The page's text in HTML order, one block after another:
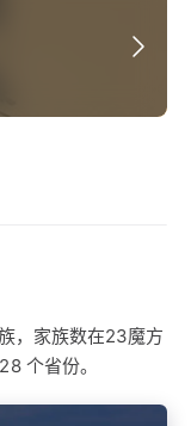
，家族数在23魔方
个省份。